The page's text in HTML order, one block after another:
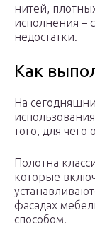
нитей,
исполнения –
недостатки.
Как
На
того, для
Полотна
которые
фасадах
способом.